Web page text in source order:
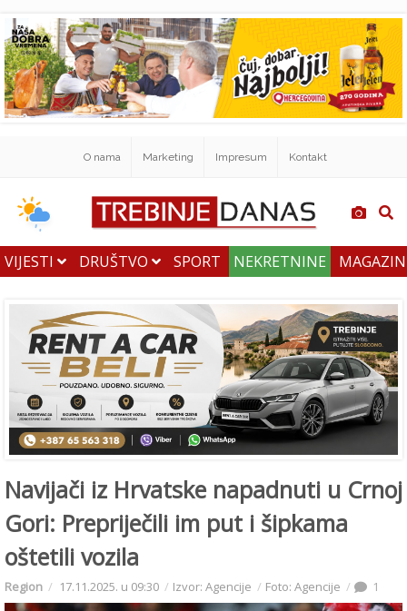
O nama Marketing Impresum Kontakt
VIJESTI DRUŠTVO SPORT NEKRETNINE
Navijači iz Hrvatske napadnuti u Crnoj
Gori: Prepriječili im put i šipkama
oštetili vozila
Region 17.11.2025. u 09:30 Izvor: Agencije Foto: Agencije 1